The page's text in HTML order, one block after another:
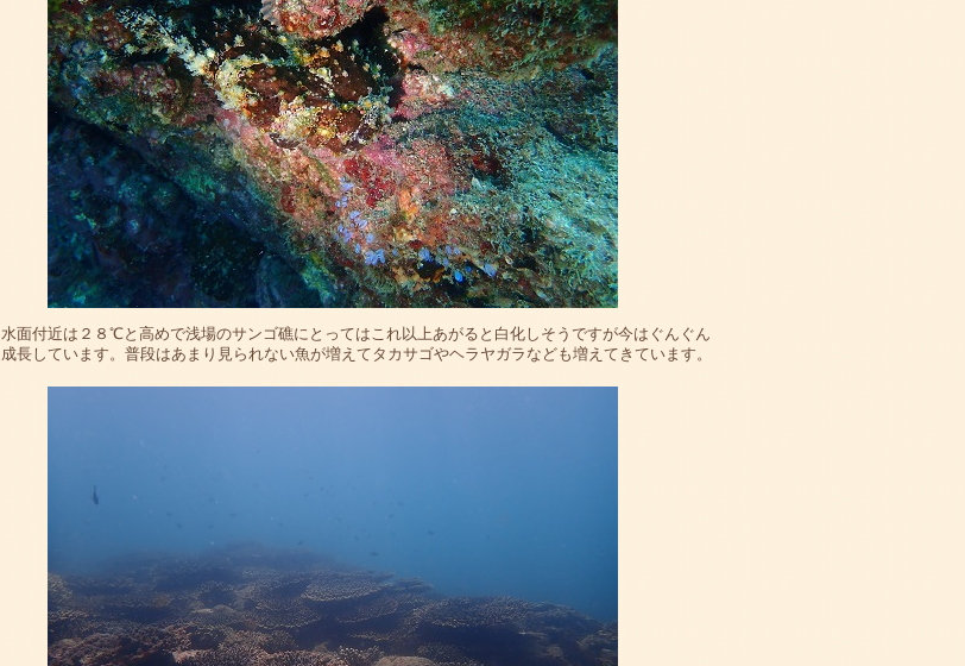
水面付近は２８℃と高めで浅場のサンゴ礁にとってはこれ以上あがると白化しそうですが今はぐんぐん
成長しています。普段はあまり見られない魚が増えてタカサゴやヘラヤガラなども増えてきています。